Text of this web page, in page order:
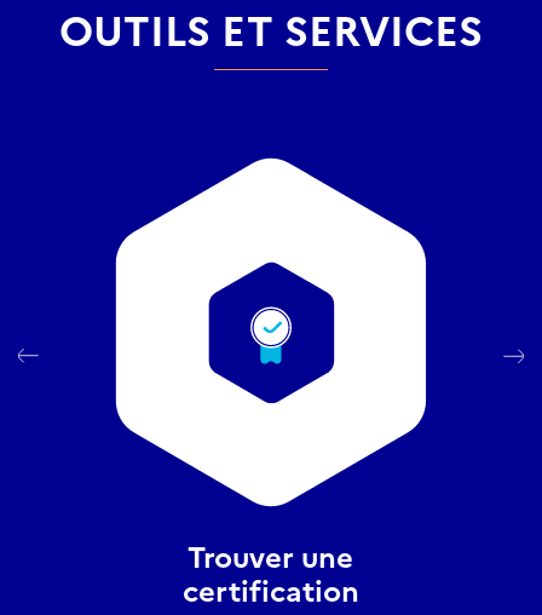
OUTILS ET SERVICES
Trouver une
certification